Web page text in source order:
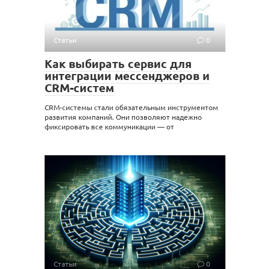
Статьи 0
Как выбирать сервис для
интеграции мессенджеров и
CRM-систем
CRM-системы стали обязательным инструментом
развития компаний. Они позволяют надежно
фиксировать все коммуникации — от
Статьи 0